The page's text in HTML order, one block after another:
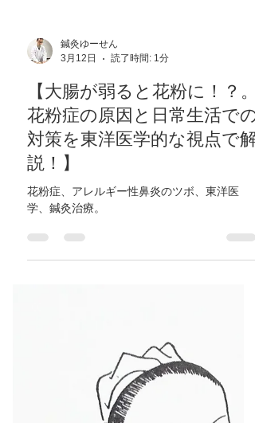
鍼灸ゆーせん
3月12日
読了時間: 1分
【大腸が弱ると花粉に！？。
対策を東洋医学的な視点で解